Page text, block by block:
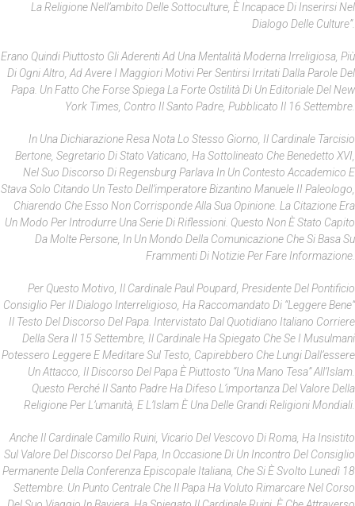
La Religione Nell’ambito Delle Sottoculture, È Incapace Di Inserirsi Nel
Dialogo Delle Culture”.
Erano Quindi Piuttosto Gli Aderenti Ad Una Mentalità Moderna Irreligiosa, Più
Di Ogni Altro, Ad Avere I Maggiori Motivi Per Sentirsi Irritati Dalla Parole Del
Papa. Un Fatto Che Forse Spiega La Forte Ostilità Di Un Editoriale DelNew
York Times , Contro Il Santo Padre, Pubblicato Il 16 Settembre.
In Una Dichiarazione Resa Nota Lo Stesso Giorno, Il Cardinale Tarcisio
Bertone, Segretario Di Stato Vaticano, Ha Sottolineato Che Benedetto XVI,
Nel Suo Discorso Di Regensburg Parlava In Un Contesto Accademico E
Stava Solo Citando Un Testo Dell’imperatore Bizantino Manuele II Paleologo,
Chiarendo Che Esso Non Corrisponde Alla Sua Opinione. La Citazione Era
Un Modo Per Introdurre Una Serie Di Riflessioni. Questo Non È Stato Capito
Da Molte Persone, In Un Mondo Della Comunicazione Che Si Basa Su
Frammenti Di Notizie Per Fare Informazione.
Per Questo Motivo, Il Cardinale Paul Poupard, Presidente Del Pontificio
Consiglio Per Il Dialogo Interreligioso, Ha Raccomandato Di “leggere Bene”
Il Testo Del Discorso Del Papa. Intervistato Dal Quotidiano Italiano Corriere
Della Sera Il 15 Settembre, Il Cardinale Ha Spiegato Che Se I Musulmani
Potessero Leggere E Meditare Sul Testo, Capirebbero Che Lungi Dall’essere
Un Attacco, Il Discorso Del Papa È Piuttosto “una Mano Tesa” All’Islam.
Questo Perché Il Santo Padre Ha Difeso L’importanza Del Valore Della
Religione Per L’umanità, E L’Islam È Una Delle Grandi Religioni Mondiali.
Anche Il Cardinale Camillo Ruini, Vicario Del Vescovo Di Roma, Ha Insistito
Sul Valore Del Discorso Del Papa, In Occasione Di Un Incontro Del Consiglio
Permanente Della Conferenza Episcopale Italiana, Che Si È Svolto Lunedì 18
Settembre. Un Punto Centrale Che Il Papa Ha Voluto Rimarcare Nel Corso